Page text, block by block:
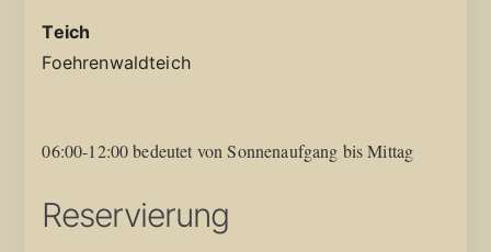
Teich
Foehrenwaldteich
06:00-12:00 bedeutet von Sonnenaufgang bis Mittag
Reservierung